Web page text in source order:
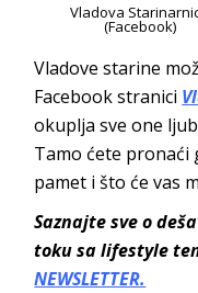
Vladova
(Facebook)
Vladove starine
Facebook stranici
okuplja sve one
Tamo ćete pronaći
pamet i što će vas
Saznajte sve o
toku sa lifestyle
NEWSLETTER.